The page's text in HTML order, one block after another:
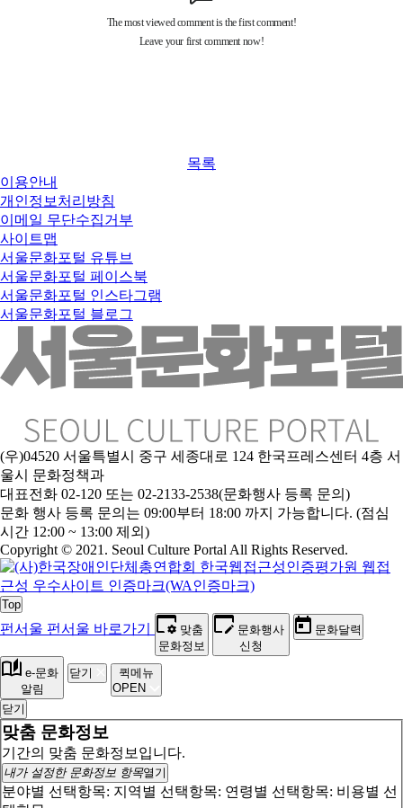
목록
이용안내
개인정보처리방침
이메일 무단수집거부
사이트맵
서울문화포털 유튜브
서울문화포털 페이스북
서울문화포털 인스타그램
서울문화포털 블로그
(우)04520 서울특별시 중구 세종대로 124 한국프레스센터 4층 서
울시 문화정책과
대표전화 02-120 또는 02-2133-2538(문화행사 등록 문의)
문화 행사 등록 문의는 09:00부터 18:00 까지 가능합니다. (점심
시간 12:00 ~ 13:00 제외)
Copyright © 2021. Seoul Culture Portal All Rights Reserved.
Top
펀서울 펀서울 바로가기
맞춤
문화정보
문화행사
신청
문화달력
e-문화
알림
닫기
퀵메뉴
OPEN
닫기
맞춤 문화정보
기간의 맞춤 문화정보입니다.
내가 설정한 문화정보 항목열기
분야별 선택항목: 지역별 선택항목: 연령별 선택항목: 비용별 선